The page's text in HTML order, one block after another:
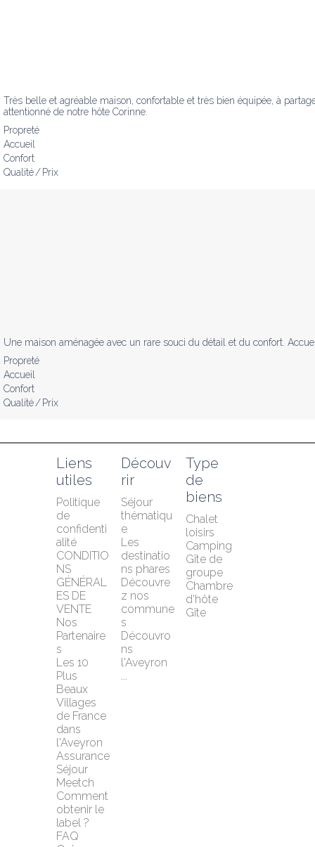
Très belle et agréable maison, confortable et très bien équipée, à
attentionné de notre hôte Corinne.
Propreté
Accueil
Confort
Qualité / Prix
Une maison aménagée avec un rare souci du détail et du confort.
Propreté
Accueil
Confort
Qualité / Prix
Liens
utiles
Politique
de
confidenti
alité
CONDITIO
NS
GÉNÉRAL
ES DE
VENTE
Nos
Partenaire
s
Les 10
Plus
Beaux
Villages
de France
dans
l'Aveyron
Assurance
Séjour
Meetch
Comment
obtenir le
label ?
FAQ
Découv
rir
Séjour
thématiqu
e
Les
destinatio
ns phares
Découvre
z nos
commune
s
Découvro
ns
l'Aveyron
...
Type
de
biens
Chalet
loisirs
Camping
Gîte de
groupe
Chambre
d'hôte
Gîte